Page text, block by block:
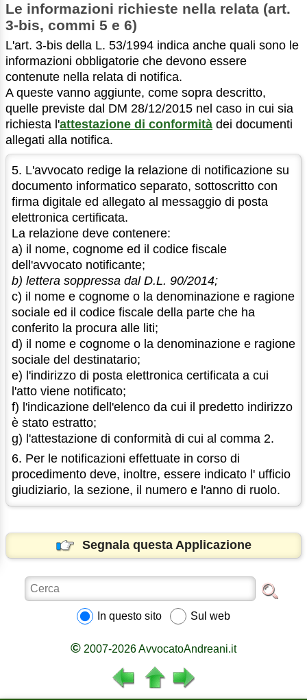
Le informazioni richieste nella relata (art.
3-bis, commi 5 e 6)
L'art. 3-bis della L. 53/1994 indica anche quali sono le
informazioni obbligatorie che devono essere
contenute nella relata di notifica.
A queste vanno aggiunte, come sopra descritto,
quelle previste dal DM 28/12/2015 nel caso in cui sia
richiesta l'attestazione di conformità dei documenti
allegati alla notifica.
5. L'avvocato redige la relazione di notificazione su
documento informatico separato, sottoscritto con
firma digitale ed allegato al messaggio di posta
elettronica certificata.
La relazione deve contenere:
a) il nome, cognome ed il codice fiscale
dell'avvocato notificante;
b) lettera soppressa dal D.L. 90/2014;
c) il nome e cognome o la denominazione e ragione
sociale ed il codice fiscale della parte che ha
conferito la procura alle liti;
d) il nome e cognome o la denominazione e ragione
sociale del destinatario;
e) l'indirizzo di posta elettronica certificata a cui
l'atto viene notificato;
f) l'indicazione dell'elenco da cui il predetto indirizzo
è stato estratto;
g) l'attestazione di conformità di cui al comma 2.
6. Per le notificazioni effettuate in corso di
procedimento deve, inoltre, essere indicato l' ufficio
giudiziario, la sezione, il numero e l'anno di ruolo.
Segnala questa Applicazione
In questo sito Sul web
© 2007-2026 AvvocatoAndreani.it